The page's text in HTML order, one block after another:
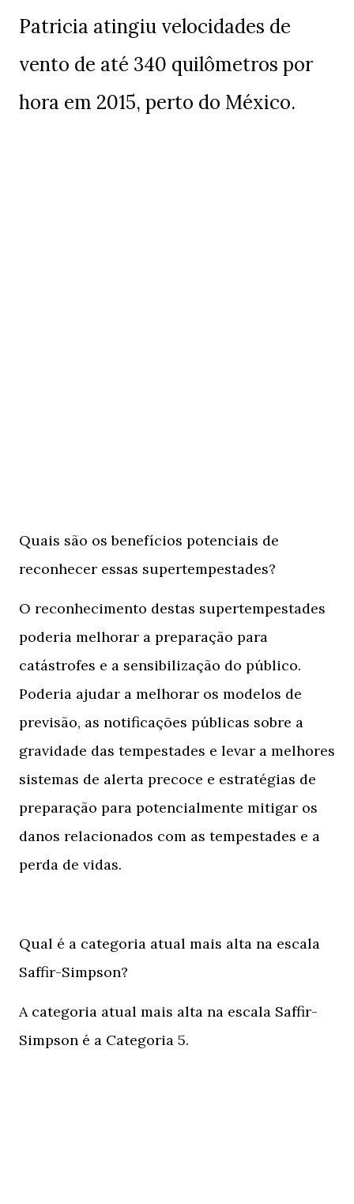
Patricia atingiu velocidades de
vento de até 340 quilômetros por
hora em 2015, perto do México.
Quais são os benefícios potenciais de
reconhecer essas supertempestades?
O reconhecimento destas supertempestades
poderia melhorar a preparação para
catástrofes e a sensibilização do público.
Poderia ajudar a melhorar os modelos de
previsão, as notificações públicas sobre a
gravidade das tempestades e levar a melhores
sistemas de alerta precoce e estratégias de
preparação para potencialmente mitigar os
danos relacionados com as tempestades e a
perda de vidas.
Qual é a categoria atual mais alta na escala
Saffir-Simpson?
A categoria atual mais alta na escala Saffir-
Simpson é a Categoria 5.